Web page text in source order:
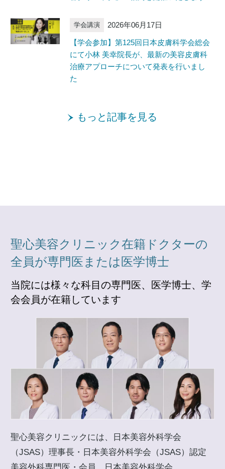
学会講演 2026年06月17日
【学会参加】第125回日本皮膚科学会総会
にて小林 美幸院長が、最新の美容皮膚科
治療アプローチについて発表を行いまし
た
もっと記事を見る
聖心美容クリニック在籍ドクターの
全員が専門医または医学博士
当院には様々な科目の専門医、医学博士、学
会会員が在籍しています
聖心美容クリニックには、日本美容外科学会
（JSAS）理事長・日本美容外科学会（JSAS）認定
美容外科専門医・会員、日本美容外科学会